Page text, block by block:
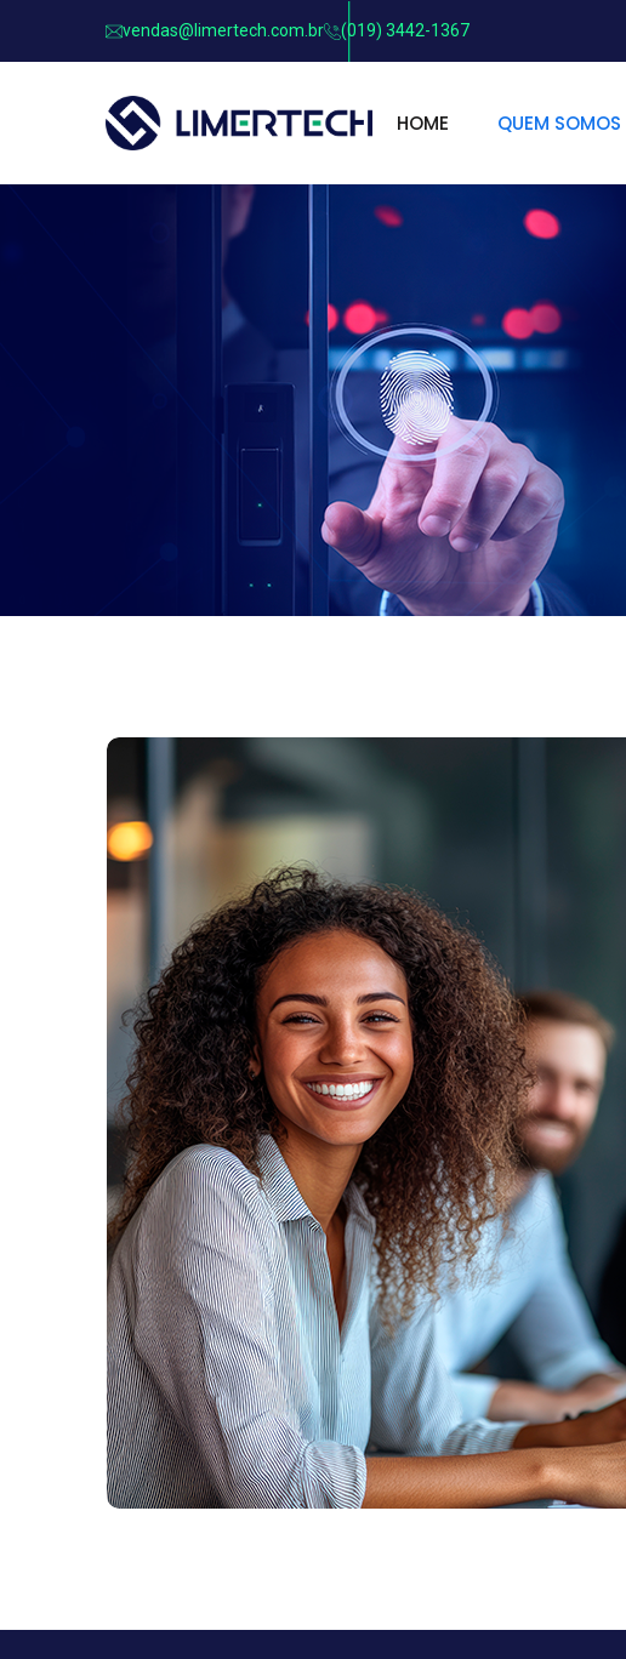
vendas@limertech.com.br (019) 3442-1367
HOME QUEM SOMOS